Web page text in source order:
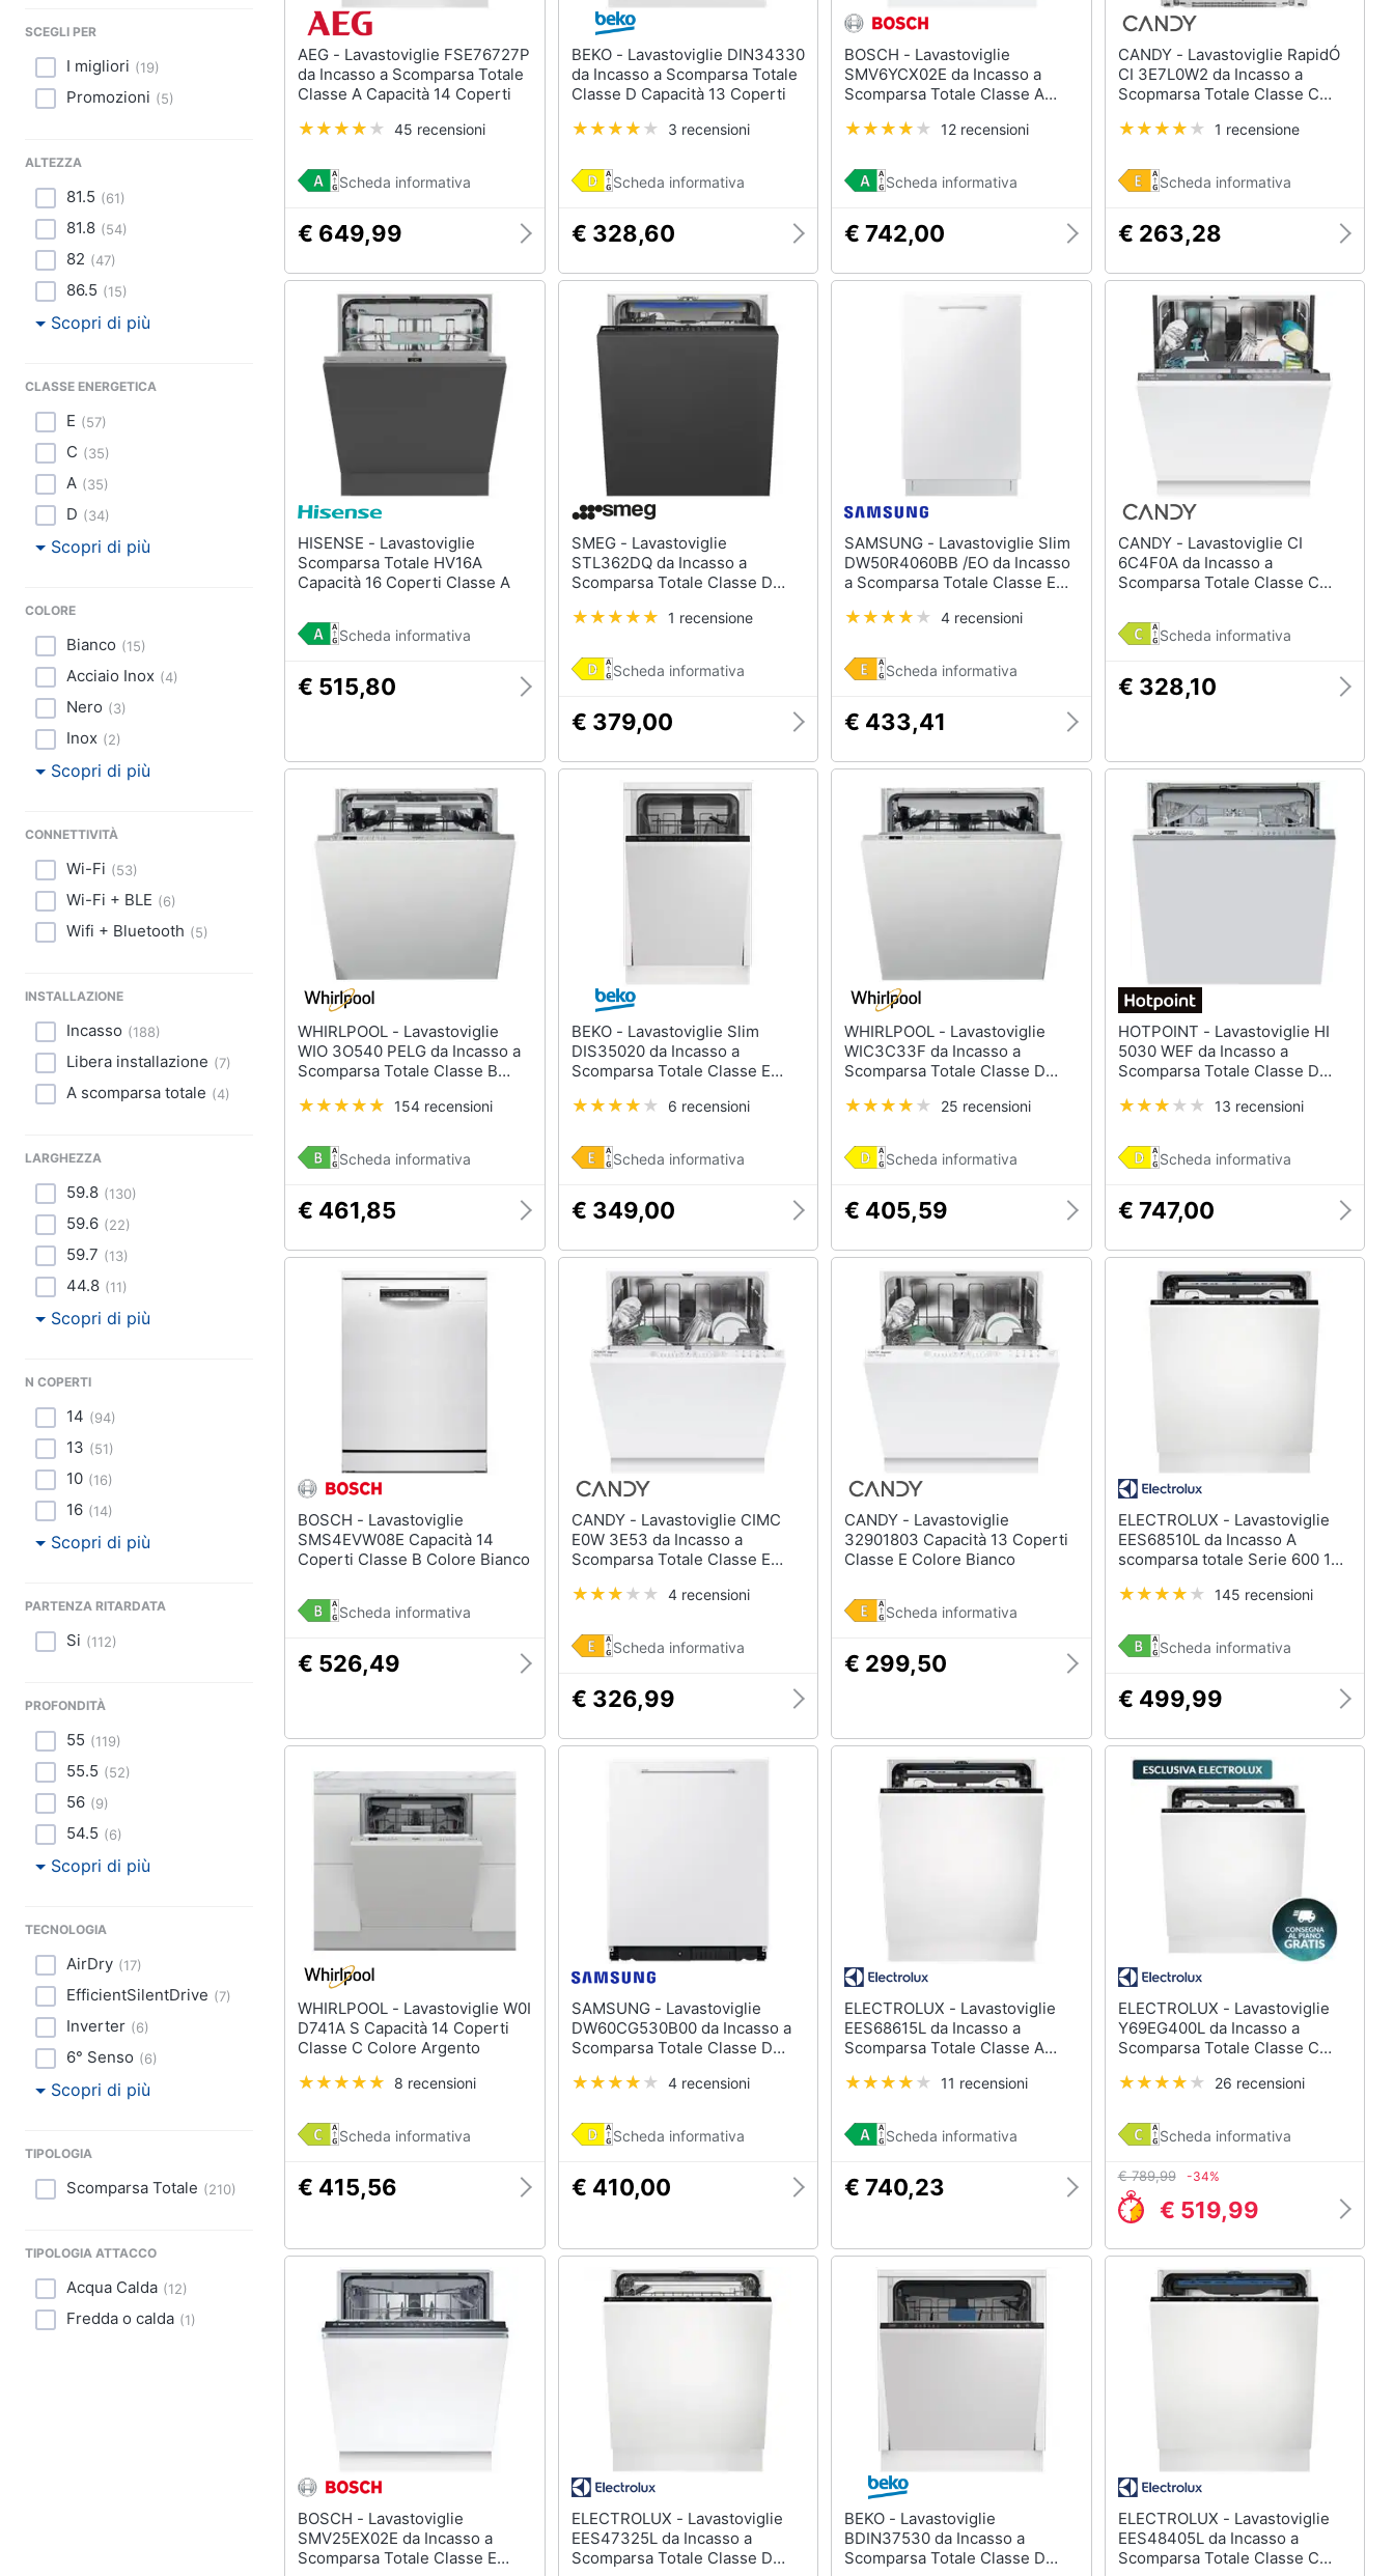
Promozioni
SCEGLI PER
I migliori (19)
Promozioni (5)
ALTEZZA
81.5 (61)
81.8 (54)
82 (47)
86.5 (15)
Scopri di più
CLASSE ENERGETICA
E (57)
C (35)
A (35)
D (34)
Scopri di più
COLORE
Bianco (15)
Acciaio Inox (4)
Nero (3)
Inox (2)
Scopri di più
CONNETTIVITÀ
Wi-Fi (53)
Wi-Fi + BLE (6)
Wifi + Bluetooth (5)
INSTALLAZIONE
Incasso (188)
Libera installazione (7)
A scomparsa totale (4)
LARGHEZZA
59.8 (130)
59.6 (22)
59.7 (13)
44.8 (11)
Scopri di più
N COPERTI
14 (94)
13 (51)
10 (16)
16 (14)
Scopri di più
PARTENZA RITARDATA
Si (112)
PROFONDITÀ
55 (119)
55.5 (52)
56 (9)
54.5 (6)
Scopri di più
TECNOLOGIA
AirDry (17)
EfficientSilentDrive (7)
Inverter (6)
6° Senso (6)
Scopri di più
TIPOLOGIA
Scomparsa Totale (210)
TIPOLOGIA ATTACCO
Acqua Calda (12)
Fredda o calda (1)
AEG - Lavastoviglie FSE76727P
da Incasso a Scomparsa Totale
Classe A Capacità 14 Coperti
45 recensioni
Scheda informativa
€ 649,99
BEKO - Lavastoviglie DIN34330
da Incasso a Scomparsa Totale
Classe D Capacità 13 Coperti
3 recensioni
Scheda informativa
€ 328,60
BOSCH - Lavastoviglie
SMV6YCX02E da Incasso a
Scomparsa Totale Classe A
12 recensioni
Scheda informativa
€ 742,00
CANDY - Lavastoviglie RapidÓ
CI 3E7L0W2 da Incasso a
Scopmarsa Totale Classe C
1 recensione
Scheda informativa
€ 263,28
HISENSE - Lavastoviglie
Scomparsa Totale HV16A
Capacità 16 Coperti Classe A
Scheda informativa
€ 515,80
SMEG - Lavastoviglie
STL362DQ da Incasso a
Scomparsa Totale Classe D
1 recensione
Scheda informativa
€ 379,00
SAMSUNG - Lavastoviglie Slim
DW50R4060BB /EO da Incasso
a Scomparsa Totale Classe E
4 recensioni
Scheda informativa
€ 433,41
CANDY - Lavastoviglie CI
6C4F0A da Incasso a
Scomparsa Totale Classe C
Scheda informativa
€ 328,10
WHIRLPOOL - Lavastoviglie
WIO 3O540 PELG da Incasso a
Scomparsa Totale Classe B
154 recensioni
Scheda informativa
€ 461,85
BEKO - Lavastoviglie Slim
DIS35020 da Incasso a
Scomparsa Totale Classe E
6 recensioni
Scheda informativa
€ 349,00
WHIRLPOOL - Lavastoviglie
WIC3C33F da Incasso a
Scomparsa Totale Classe D
25 recensioni
Scheda informativa
€ 405,59
HOTPOINT - Lavastoviglie HI
5030 WEF da Incasso a
Scomparsa Totale Classe D
13 recensioni
Scheda informativa
€ 747,00
BOSCH - Lavastoviglie
SMS4EVW08E Capacità 14
Coperti Classe B Colore Bianco
Scheda informativa
€ 526,49
CANDY - Lavastoviglie CIMC
E0W 3E53 da Incasso a
Scomparsa Totale Classe E
4 recensioni
Scheda informativa
€ 326,99
CANDY - Lavastoviglie
32901803 Capacità 13 Coperti
Classe E Colore Bianco
Scheda informativa
€ 299,50
ELECTROLUX - Lavastoviglie
EES68510L da Incasso A
scomparsa totale Serie 600 14
145 recensioni
Scheda informativa
€ 499,99
WHIRLPOOL - Lavastoviglie W0I
D741A S Capacità 14 Coperti
Classe C Colore Argento
8 recensioni
Scheda informativa
€ 415,56
SAMSUNG - Lavastoviglie
DW60CG530B00 da Incasso a
Scomparsa Totale Classe D
4 recensioni
Scheda informativa
€ 410,00
ELECTROLUX - Lavastoviglie
EES68615L da Incasso a
Scomparsa Totale Classe A
11 recensioni
Scheda informativa
€ 740,23
ELECTROLUX - Lavastoviglie
Y69EG400L da Incasso a
Scomparsa Totale Classe C
26 recensioni
Scheda informativa
€ 789,99 -34%
€ 519,99
BOSCH - Lavastoviglie
SMV25EX02E da Incasso a
Scomparsa Totale Classe E
ELECTROLUX - Lavastoviglie
EES47325L da Incasso a
Scomparsa Totale Classe D
BEKO - Lavastoviglie
BDIN37530 da Incasso a
Scomparsa Totale Classe D
ELECTROLUX - Lavastoviglie
EES48405L da Incasso a
Scomparsa Totale Classe C